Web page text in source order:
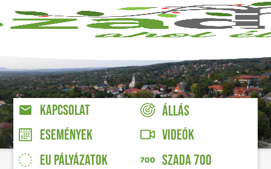
KAPCSOLAT
ÁLLÁS
ESEMÉNYEK
VIDEÓK
EU PÁLYÁZATOK
SZADA 700